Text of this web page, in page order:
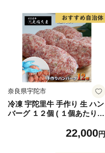
奈良県宇陀市
冷凍 宇陀里牛 手作り 生 ハン
バーグ １２個 ( １個あたり
ビーフ 時短レシピ おかず ハ
22,000円